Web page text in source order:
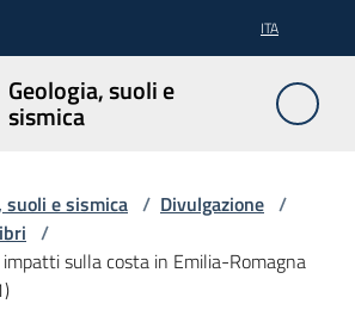
ITA
Geologia, suoli e
sismica
suoli e sismica / Divulgazione /
/
sulla costa in Emilia-Romagna